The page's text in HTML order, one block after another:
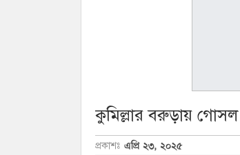
কুমিল্লার বরুড়ায়
প্রকাশঃ এপ্রি ২৩, ২০২৫